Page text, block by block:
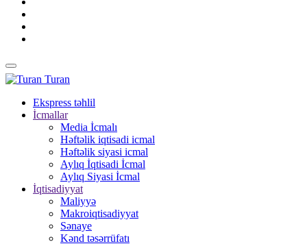
Turan
Ekspress təhlil
İcmallar
Media İcmalı
Həftəlik iqtisadi icmal
Həftəlik siyasi icmal
Aylıq İqtisadi İcmal
Aylıq Siyasi İcmal
İqtisadiyyat
Maliyyə
Makroiqtisadiyyat
Sənaye
Kənd təsərrüfatı